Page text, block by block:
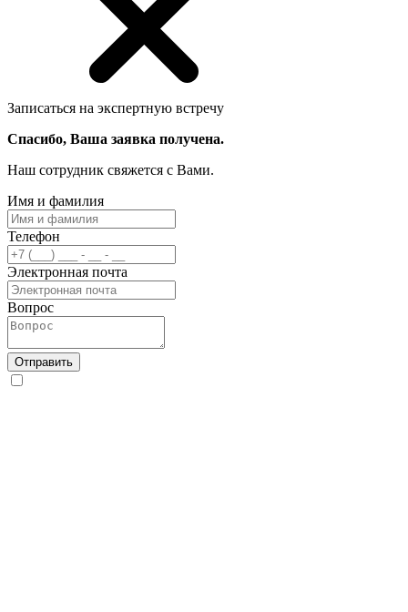
Записаться на экспертную встречу
Спасибо, Ваша заявка получена.
Наш сотрудник свяжется с Вами.
Имя и фамилия
Телефон
Электронная почта
Вопрос
Отправить